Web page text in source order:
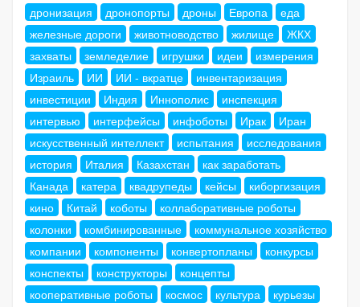
дронизация
дронопорты дроны Европа
еда
железные дороги
животноводство жилище
ЖКХ
захваты
земледелие игрушки идеи
измерения
Израиль
ИИ ИИ - вкратце
инвентаризация
инвестиции
Индия Иннополис
инспекция
интервью
интерфейсы инфоботы Ирак
Иран
искусственный интеллект
испытания
исследования
история
Италия Казахстан
как заработать
Канада
катера квадрупеды кейсы
киборгизация
кино
Китай коботы
коллаборативные роботы
колонки
комбинированные
коммунальное хозяйство
компании
компоненты конвертопланы
конкурсы
конспекты
конструкторы
концепты
кооперативные роботы
космос культура
курьезы